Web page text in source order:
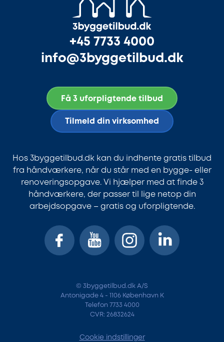
+45 7733 4000
info@3byggetilbud.dk
Få 3 uforpligtende tilbud
Tilmeld din virksomhed
Hos 3byggetilbud.dk kan du indhente gratis tilbud
fra håndværkere, når du står med en bygge- eller
renoveringsopgave. Vi hjælper med at finde 3
håndværkere, der passer til lige netop din
arbejdsopgave – gratis og uforpligtende.
© 3byggetilbud.dk A/S
Antonigade 4 - 1106 København K
Telefon 7733 4000
CVR: 26832624
Cookie indstillinger